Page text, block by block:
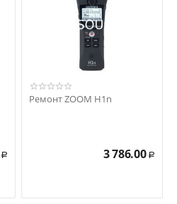
Р
Ремонт ZOOM H1n
3 786.00 Р